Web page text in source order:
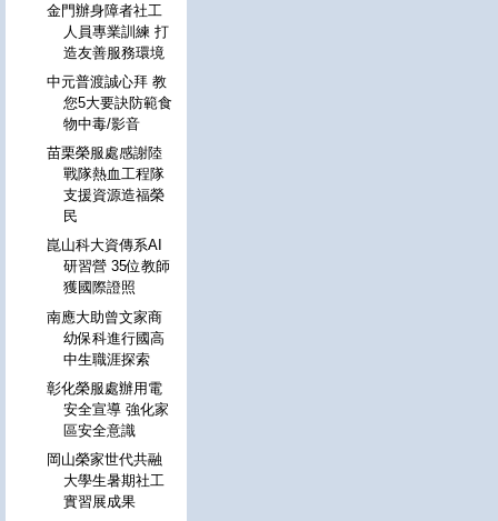
金門辦身障者社工
人員專業訓練 打
造友善服務環境
中元普渡誠心拜 教
您5大要訣防範食
物中毒/影音
苗栗榮服處感謝陸
戰隊熱血工程隊
支援資源造福榮
民
崑山科大資傳系AI
研習營 35位教師
獲國際證照
南應大助曾文家商
幼保科進行國高
中生職涯探索
彰化榮服處辦用電
安全宣導 強化家
區安全意識
岡山榮家世代共融
大學生暑期社工
實習展成果